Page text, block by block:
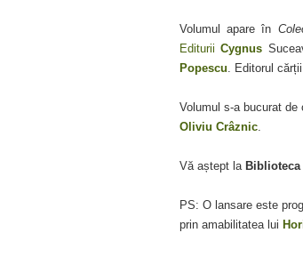
Volumul apare în
EdituriiCygnus
Popescu. Editorul
Volumul s-a bucurat de
Oliviu Crâznic.
Vă aștept la
PS: O lansare este
prin amabilitatea lui